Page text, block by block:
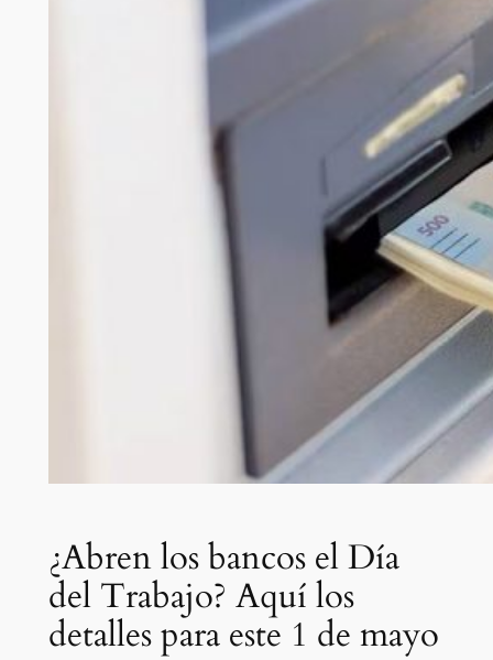
¿Abren los bancos el Día
del Trabajo? Aquí los
detalles para este 1 de mayo